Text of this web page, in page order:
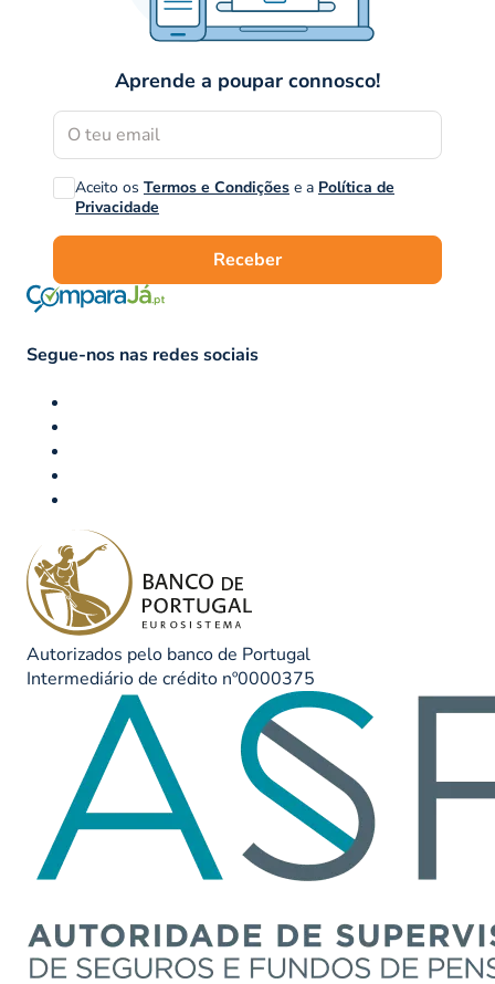
Aprende a poupar connosco!
Aceito os Termos e Condições e a Política de
Privacidade
Receber
Segue-nos nas redes sociais
Autorizados pelo banco de Portugal
Intermediário de crédito nº0000375